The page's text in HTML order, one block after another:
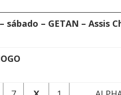
sábado – GETAN – Assis